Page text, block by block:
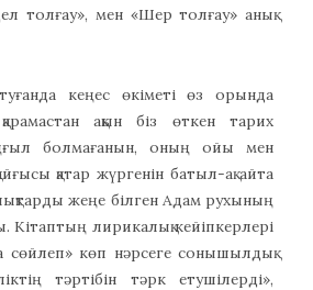
толғау», мен «Шер толғау» анық
кеңес өкіметі өз орында
ақын біз өткен тарих
болмағанын, оның ойы мен
қатар жүргенін батыл-ақ айта
жеңе білген Адам рухының
Кітаптың лирикалық кейіпкерлері
сөйлеп» көп нәрсеге сонышылдық
тәртібін тәрк етушілерді»,